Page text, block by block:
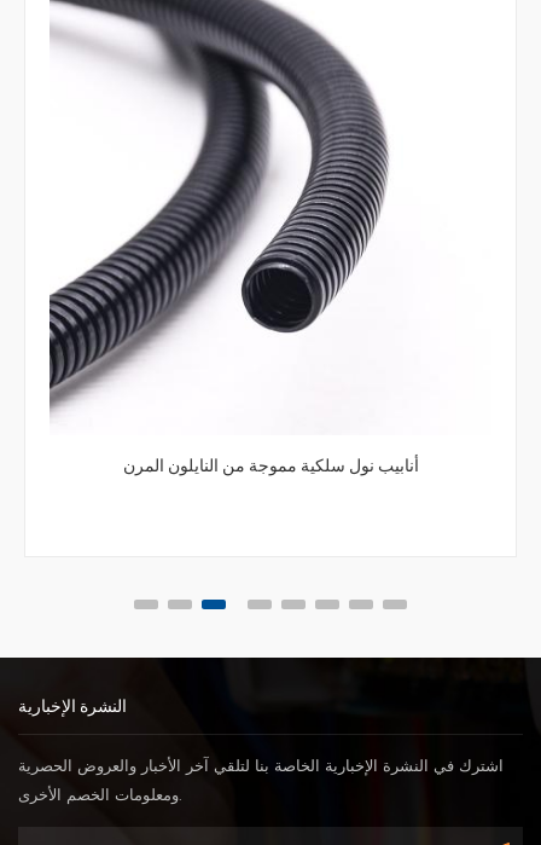
أنبوب سلكي مموج مرن برتقالي اللون
النشرة الإخبارية
اشترك في النشرة الإخبارية الخاصة بنا لتلقي آخر الأخبار والعروض الحصرية